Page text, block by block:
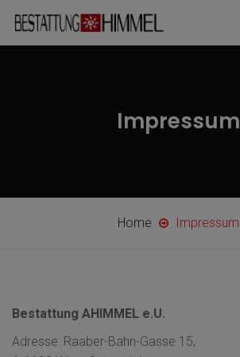
Impressum
Home Impressum
Bestattung AHIMMEL e.U.
Adresse: Raaber-Bahn-Gasse 15,